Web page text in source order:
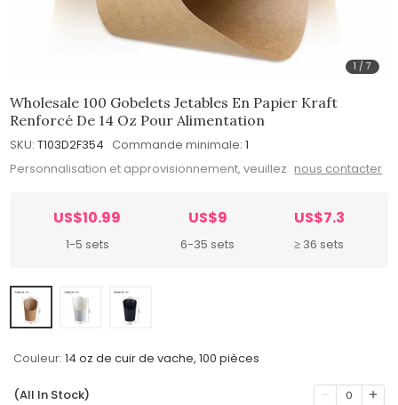
1 /7
Wholesale 100 Gobelets Jetables En Papier Kraft
Renforcé De 14 Oz Pour Alimentation
SKU: T103D2F354 Commande minimale: 1
Personnalisation et approvisionnement, veuillez nous contacter
US$10.99
1-5 sets
US$9
6-35 sets
US$7.3
≥ 36 sets
Couleur: 14 oz de cuir de vache, 100 pièces
(All In Stock) 0